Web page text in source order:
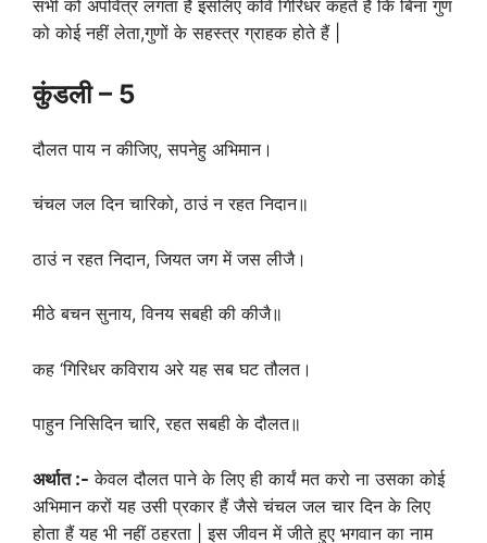
सभी को अपवित्र लगता हैं इसलिए कवि गिरिधर कहते हैं कि बिना गुण
को कोई नहीं लेता,गुणों के सहस्त्र ग्राहक होते हैं |
कुंडली – 5
दौलत पाय न कीजिए, सपनेहु अभिमान।
चंचल जल दिन चारिको, ठाउं न रहत निदान॥
ठाउं न रहत निदान, जियत जग में जस लीजै।
मीठे बचन सुनाय, विनय सबही की कीजै॥
कह ‘गिरिधर कविराय अरे यह सब घट तौलत।
पाहुन निसिदिन चारि, रहत सबही के दौलत॥
अर्थात:- केवल दौलत पाने के लिए ही कार्यं मत करो ना उसका कोई
अभिमान करों यह उसी प्रकार हैं जैसे चंचल जल चार दिन के लिए
होता हैं यह भी नहीं ठहरता | इस जीवन में जीते हुए भगवान का नाम